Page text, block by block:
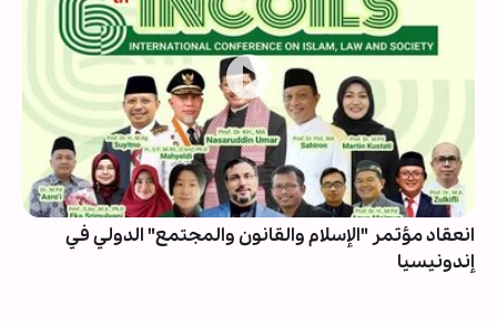
انعقاد مؤتمر "الإسلام والقانون والمجتمع" الدولي في
إندونيسيا